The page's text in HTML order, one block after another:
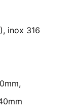
inox 316